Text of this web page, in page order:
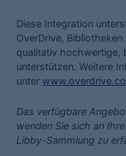
Diese Integration
OverDrive,
qualitativ hochwertige,
unterstützen. Weitere
unter
Das verfügbare
wenden Sie sich an
Libby-Sammlung zu